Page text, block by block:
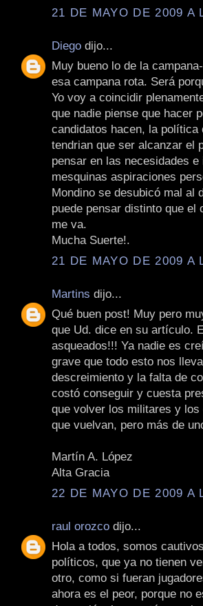
21 DE MAYO DE 2009 A
Diego dijo...
Muy bueno lo de la
esa campana rota. Será
Yo voy a coincidir
que nadie piense que hacer
candidatos hacen, la
tendrian que ser alcanzar el
pensar en las necesidades
mesquinas aspiraciones
Mondino se desubicó mal al
puede pensar distinto que
me va.
Mucha Suerte!.
21 DE MAYO DE 2009 A
Martins dijo...
Qué buen post! Muy pero
que Ud. dice en su artículo.
asqueados!!! Ya nadie es
grave que todo esto nos
descreimiento y la falta de
costó conseguir y cuesta
que volver los militares y
que vuelvan, pero más de
Martín A. López
Alta Gracia
22 DE MAYO DE 2009 A
raul orozco dijo...
Hola a todos, somos
políticos, que ya no tienen
otro, como si fueran
ahora es el peor, porque no